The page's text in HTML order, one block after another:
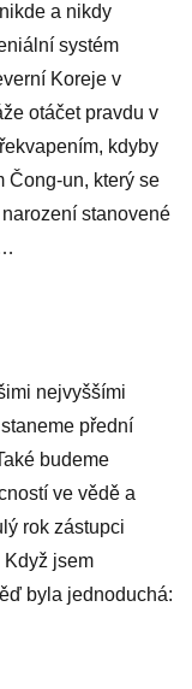
a nikdy
systém
Koreje v
otáčet pravdu v
kdyby
Čong-un, který se
stanovené
nejvyššími
přední
budeme
ve vědě a
rok zástupci
jsem
byla jednoduchá: